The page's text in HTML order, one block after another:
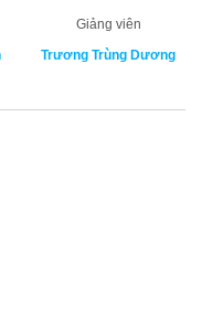
Giảng viên
Trương Trùng Dương